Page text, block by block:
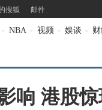
搜狐 邮件
- NBA - 视频 - 娱谈 -
响 港股